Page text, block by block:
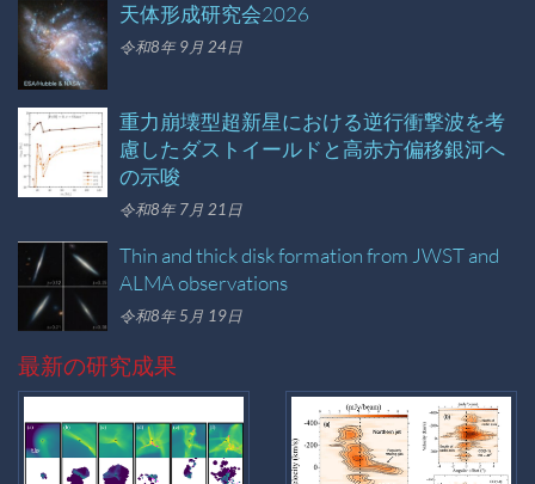
天体形成研究会2026
令和8年 9月 24日
重力崩壊型超新星における逆行衝撃波を考
慮したダストイールドと高赤方偏移銀河へ
の示唆
令和8年 7月 21日
Thin and thick disk formation from JWST and
ALMA observations
令和8年 5月 19日
最新の研究成果